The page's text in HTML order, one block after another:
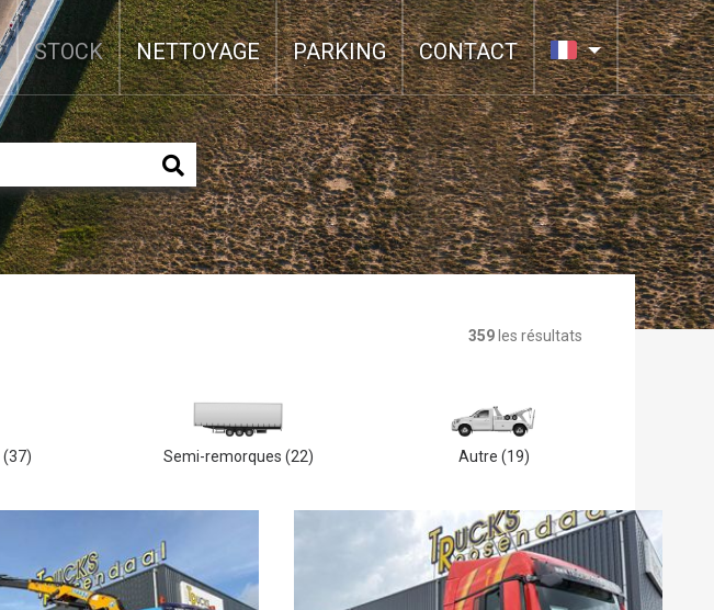
STOCK NETTOYAGE PARKING CONTACT
359 les résultats
(37) Semi-remorques (22) Autre (19)